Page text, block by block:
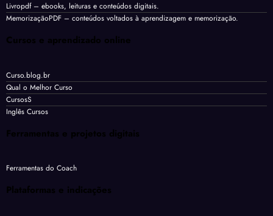
Livropdf– ebooks, leituras e conteúdos digitais.
MemorizaçãoPDF – conteúdos voltados à aprendizagem e memorização.
Cursos e aprendizado online
Curso.blog.br
Qual o Melhor Curso
CursosS
Inglês Cursos
Ferramentas e projetos digitais
Ferramentas do Coach
Plataformas e indicações